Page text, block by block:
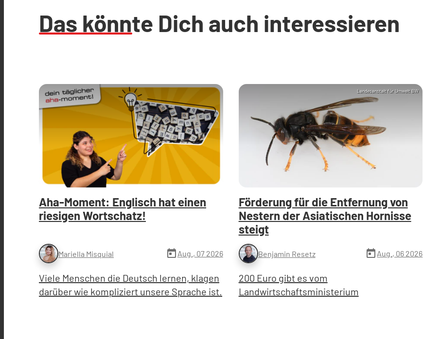
Das könnte Dich auch interessieren
Aha-Moment: Englisch hat einen
riesigen Wortschatz!
Mariella Misquial today Aug., 07 2026
Viele Menschen die Deutsch lernen, klagen
darüber wie kompliziert unsere Sprache ist.
Landesanstalt für Umwelt BW
Förderung für die Entfernung von
Nestern der Asiatischen Hornisse
steigt
Benjamin Resetz todayAug., 06 2026
200 Euro gibt es vom
Landwirtschaftsministerium